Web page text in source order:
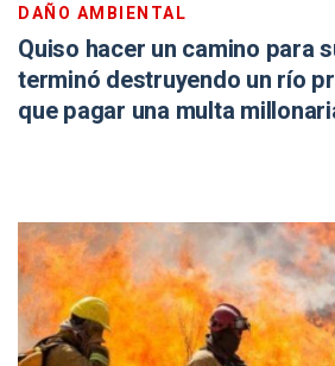
DAÑO AMBIENTAL
Quiso hacer un camino para
terminó destruyendo un río
que pagar una multa